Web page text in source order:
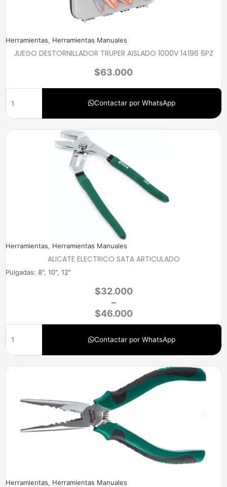
Herramientas, Herramientas Manuales
JUEGO DESTORNILLADOR TRUPER AISLADO 1000V 14196 6PZ
$63.000
Contactar por WhatsApp
Herramientas, Herramientas Manuales
ALICATE ELECTRICO SATA ARTICULADO
Pulgadas: 8", 10", 12"
$32.000
–
$46.000
$32.000
through
$46.000
Contactar por WhatsApp
Herramientas, Herramientas Manuales